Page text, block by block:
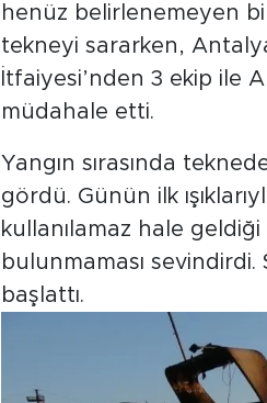
henüz belirlenemeyen
tekneyi sararken,
İtfaiyesi’nden 3 ekip ile
müdahale etti.
Yangın sırasında
gördü. Günün ilk
kullanılamaz hale
bulunmaması
başlattı.